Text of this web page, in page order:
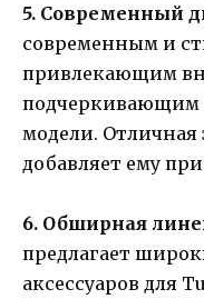
5. Современный
современным и
привлекающим
подчеркивающим
модели. Отличная
добавляет ему
6. Обширная
предлагает
аксессуаров для